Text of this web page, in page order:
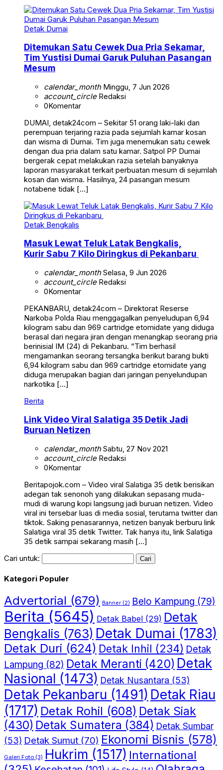
Detak Dumai
Ditemukan Satu Cewek Dua Pria Sekamar,
Tim Yustisi Dumai Garuk Puluhan Pasangan
Mesum
calendar_monthMinggu, 7 Jun 2026
account_circleRedaksi
0Komentar
DUMAI, detak24com – Sekitar 51 orang laki-laki dan
perempuan terjaring razia pada sejumlah kamar kosan
dan wisma di Dumai. Tim juga menemukan satu cewek
dengan dua pria dalam satu kamar. Satpol PP Dumai
bergerak cepat melakukan razia setelah banyaknya
laporan masyarakat terkait perbuatan mesum di sejumlah
kosan dan wisma. Hasilnya, 24 pasangan mesum
notabene tidak […]
Detak Bengkalis
Masuk Lewat Teluk Latak Bengkalis,
Kurir Sabu 7 Kilo Diringkus di Pekanbaru
calendar_monthSelasa, 9 Jun 2026
account_circleRedaksi
0Komentar
PEKANBARU, detak24com – Direktorat Reserse
Narkoba Polda Riau menggagalkan penyeludupan 6,94
kilogram sabu dan 969 cartridge etomidate yang diduga
berasal dari negara jiran dengan menangkap seorang pria
berinisial IM (24) di Pekanbaru. “Tim berhasil
mengamankan seorang tersangka berikut barang bukti
6,94 kilogram sabu dan 969 cartridge etomidate yang
diduga merupakan bagian dari jaringan penyelundupan
narkotika […]
Berita
Link Video Viral Salatiga 35 Detik Jadi
Buruan Netizen
calendar_monthSabtu, 27 Nov 2021
account_circleRedaksi
0Komentar
Beritapojok.com – Video viral Salatiga 35 detik berisikan
adegan tak senonoh yang dilakukan sepasang muda-
mudi di warung kopi langsung jadi buruan netizen. Video
viral ini tersebar luas di media sosial, terutama twitter dan
tiktok. Saking penasarannya, netizen banyak berburu link
Salatiga viral 35 detik Twitter. Tak hanya itu, link Salatiga
35 detik sampai sekarang masih […]
Cari untuk:
Kategori Populer
Advertorial (679) Banner (2) Belo Kampung (79)
Berita (5645) Detak Babel (29) Detak
Bengkalis (763) Detak Dumai (1783)
Detak Duri (624) Detak Inhil (234) Detak
Lampung (82) Detak Meranti (420) Detak
Nasional (1473) Detak Nusantara (53)
Detak Pekanbaru (1491) Detak Riau
(1717) Detak Rohil (608) Detak Siak
(430) Detak Sumatera (384) Detak Sumbar
(53) Detak Sumut (70) Ekonomi Bisnis (578)
Galeri Foto (3) Hukrim (1517) International